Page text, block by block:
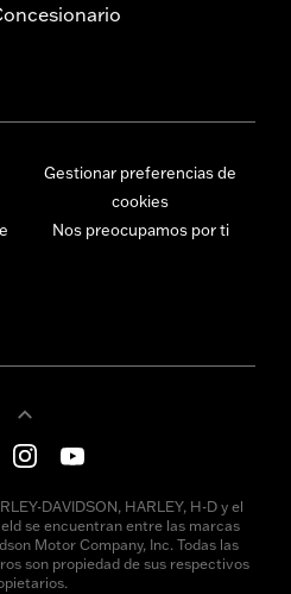
Gestionar preferencias de
cookies
Nos preocupamos por ti
DAVIDSON, HARLEY, H-D y el
se encuentran entre las marcas
Motor Company, Inc. Todas las
son propiedad de sus respectivos